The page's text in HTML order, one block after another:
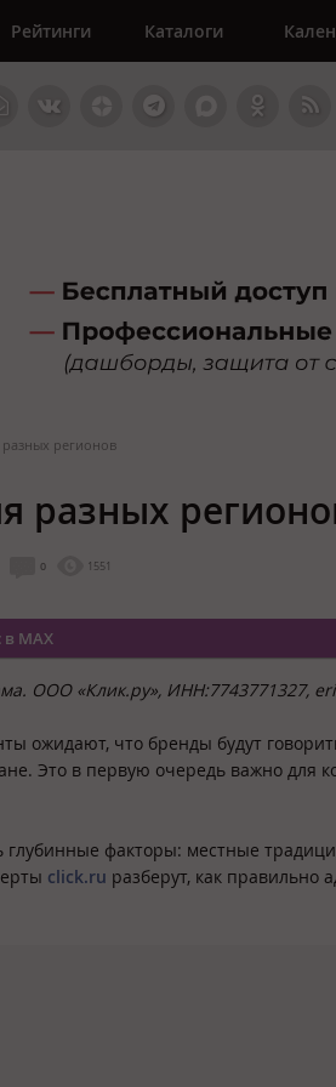
Рейтинги Каталоги
регионов
разных
0 1551
MAX
ООО «Клик.ру», ИНН:7743771327,
ожидают, что бренды будут
Это в первую очередь важно для
факторы: местные
click.ru разберут, как правильно